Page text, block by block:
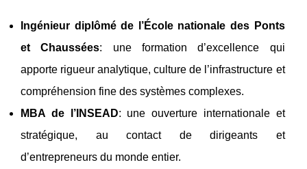
Ingénieur diplômé de l’École nationale des Ponts
et Chaussées: une formation d’excellence qui
apporte rigueur analytique, culture de l’infrastructure et
compréhension fine des systèmes complexes.
MBA de l’INSEAD: une ouverture internationale et
stratégique, au contact de dirigeants et
d’entrepreneurs du monde entier.